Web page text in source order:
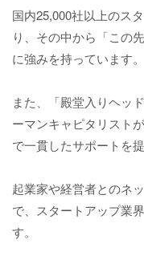
国内25,000社以上のス
り、その中から「この
に強みを持っています。
また、「殿堂入りヘッ
ーマンキャピタリスト
で一貫したサポートを
起業家や経営者とのネ
で、スタートアップ業
す。